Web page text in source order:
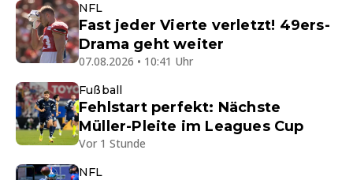
NFL
Fast jeder Vierte verletzt! 49ers-
Drama geht weiter
07.08.2026 • 10:41 Uhr
Fußball
Fehlstart perfekt: Nächste
Müller-Pleite im Leagues Cup
Vor 1 Stunde
NFL